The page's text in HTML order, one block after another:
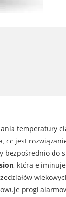
temperatury
co jest
do
, która
progi